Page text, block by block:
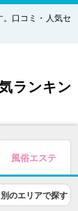
口コミ・人気セ
ランキン
風俗エステ
のエリアで探す